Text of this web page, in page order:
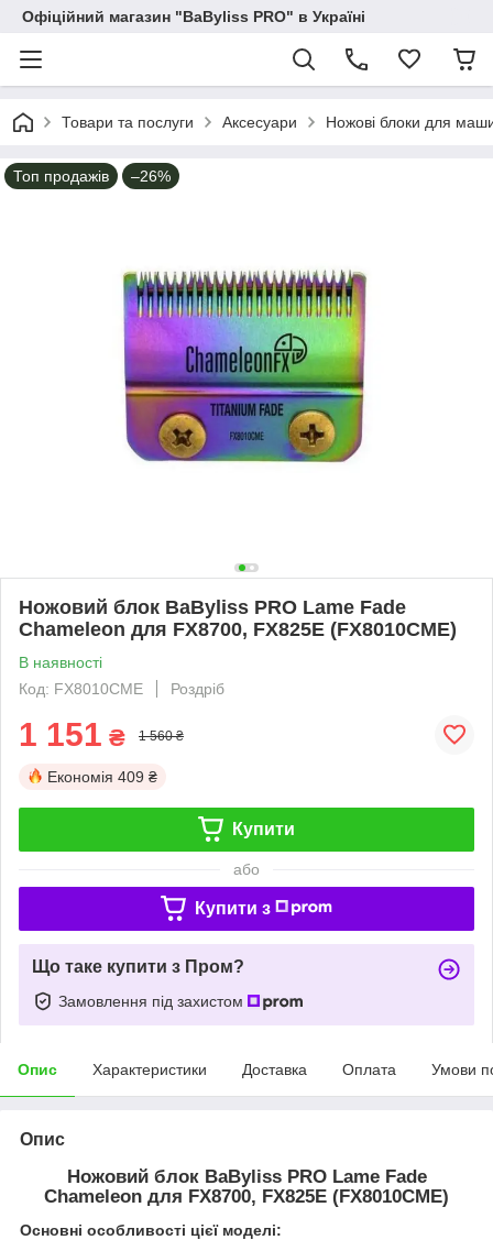
Офіційний магазин "BaByliss PRO" в Україні
Товари та послуги Аксесуари Ножові блоки для
Топ продажів –26%
Ножовий блок BaByliss PRO Lame Fade
Chameleon для FX8700, FX825E (FX8010CME)
В наявності
Код: FX8010CME
Роздріб
1 151 ₴ 1 560 ₴
Економія 409 ₴
Купити
або
Купити з
Що таке купити з Пром?
Замовлення під захистом
Опис Характеристики Доставка Оплата Умови
Опис
Ножовий блок BaByliss PRO Lame Fade
Chameleon для FX8700, FX825E (FX8010CME)
Основні особливості цієї моделі: